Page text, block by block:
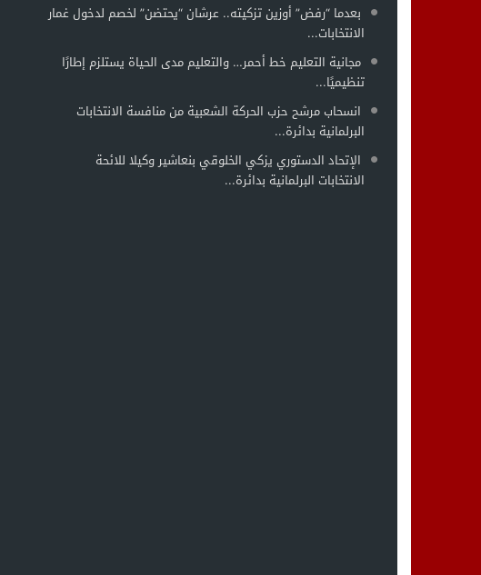
بعدما “رفض” أوزين تزكيته.. عرشان “يحتضن” لخصم لدخول غمار
الانتخابات...
مجانية التعليم خط أحمر… والتعليم مدى الحياة يستلزم إطارًا
تنظيميًا...
انسحاب مرشح حزب الحركة الشعبية من منافسة الانتخابات
البرلمانية بدائرة...
الإتحاد الدستوري يزكي الخلوقي بنعاشير وكيلا للائحة
الانتخابات البرلمانية بدائرة...